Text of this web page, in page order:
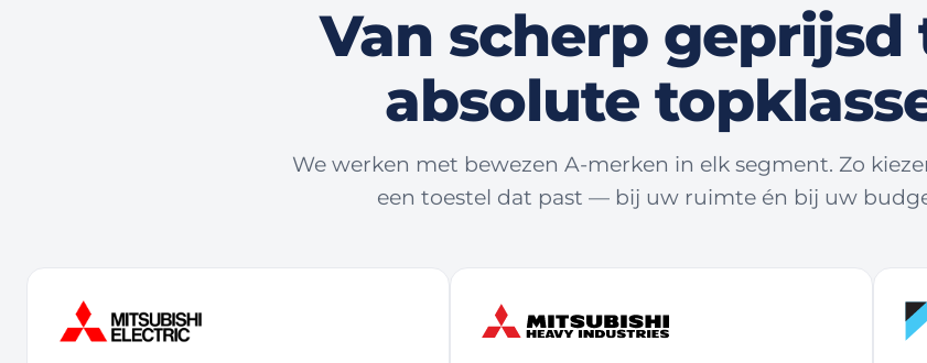
Van scherp geprijsd
absolute
We werken met bewezen A-merken in elk segment. Zo
een toestel dat past — bij uw ruimte én bij uw